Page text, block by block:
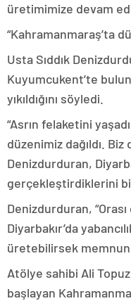
üretimimize devam
“Kahramanmaraş’ta
Usta Sıddık
Kuyumcukent’te
yıkıldığını söyledi.
“Asrın felaketini
düzenimiz dağıldı. Biz
Denizdurduran,
gerçekleştirdiklerini
Denizdurduran,
Diyarbakır’da
üretebilirsek memnun
Atölye sahibi Ali
başlayan